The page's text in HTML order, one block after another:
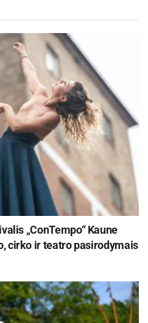
Jų metu policijos
Iš viso praėjusią
policijos pareigūnai
16 vairuotojų,
vairavo neturėdami
kurie vairuodami
priemonėmis ir net 17
atvejų.
erdvės džiugina nuo pirmųjų
„ConTempo“ Kaune
cirko ir teatro pasirodymais